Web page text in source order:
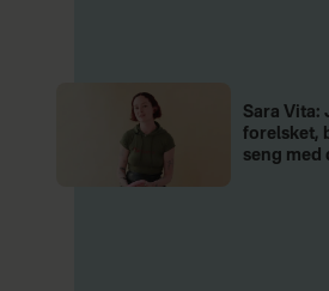
Sara Vita:
forelsket,
seng med